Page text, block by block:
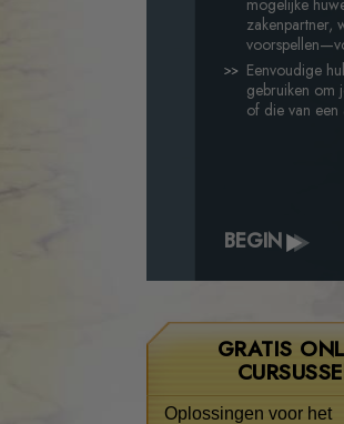
mogelijke
zakenpartner,
Eenvoudige
gebruiken om
of die van een
BEGIN
GRATIS
Oplossingen voor het